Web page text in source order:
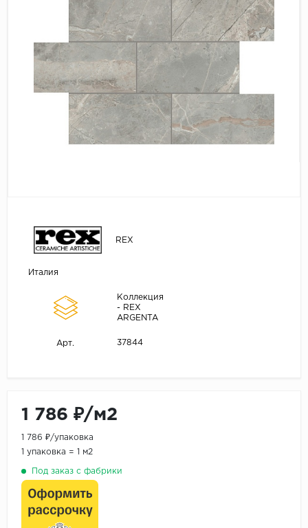
REX
Италия
Коллекция
- REX
ARGENTA
Арт. 37844
1 786 ₽/м2
1 786 ₽/упаковка
1 упаковка = 1 м2
Под заказ с фабрики